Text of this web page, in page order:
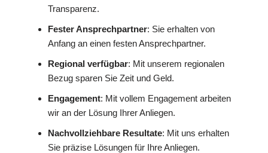
Transparenz.
Fester Ansprechpartner: Sie erhalten von
Anfang an einen festen Ansprechpartner.
Regional verfügbar: Mit unserem regionalen
Bezug sparen Sie Zeit und Geld.
Engagement: Mit vollem Engagement arbeiten
wir an der Lösung Ihrer Anliegen.
Nachvollziehbare Resultate: Mit uns erhalten
Sie präzise Lösungen für Ihre Anliegen.